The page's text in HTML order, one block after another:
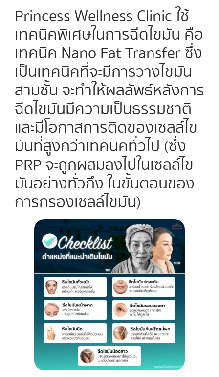
Princess Wellness Clinic ใช้
เทคนิคพิเศษในการฉีดไขมัน คือ
เทคนิค Nano Fat Transfer ซึ่ง
เป็นเทคนิคที่จะมีการวางไขมัน
สามชั้น จะทำให้ผลลัพธ์หลังการ
ฉีดไขมันมีความเป็นธรรมชาติ
และมีโอกาสการติดของเซลล์ไข
มันที่สูงกว่าเทคนิคทั่วไป (ซึ่ง
PRP จะถูกผสมลงไปในเซลล์ไข
มันอย่างทั่วถึง ในขั้นตอนของ
การกรองเซลล์ไขมัน)